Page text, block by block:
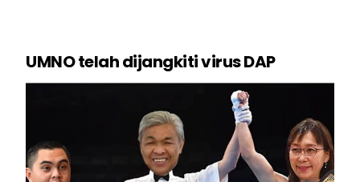
UMNO telah dijangkiti virus DAP